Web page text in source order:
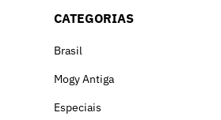
CATEGORIAS
Brasil
Mogy Antiga
Especiais